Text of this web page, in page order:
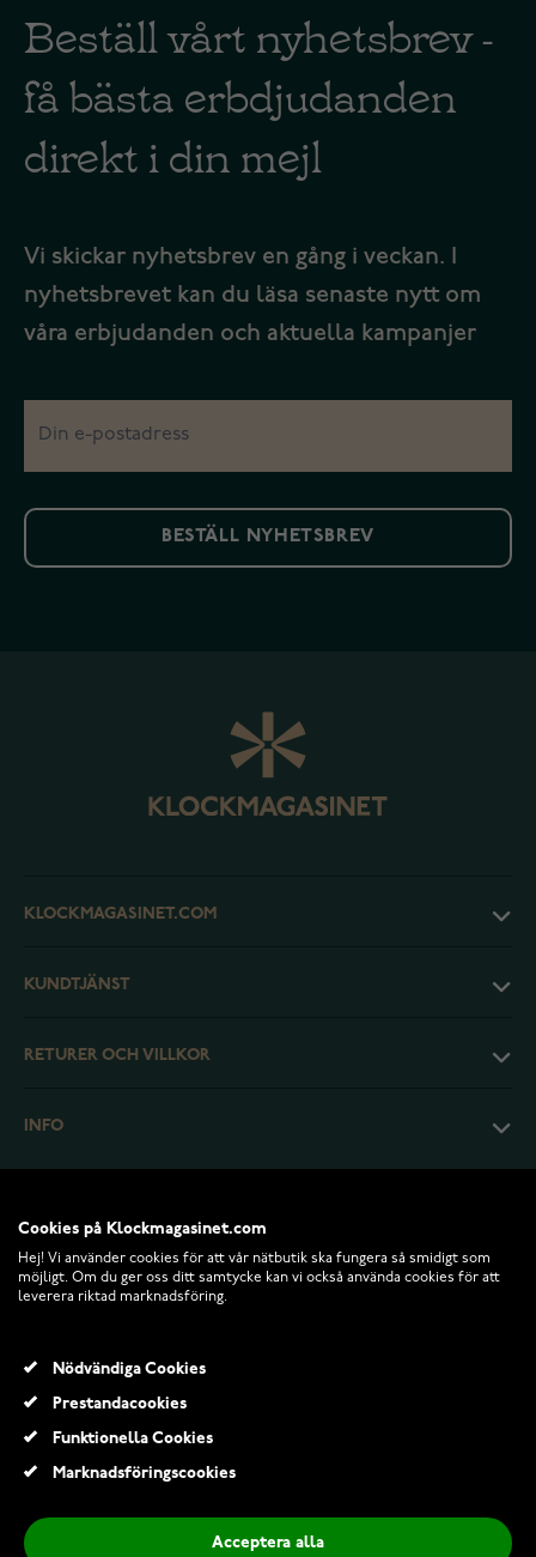
Beställ vårt nyhetsbrev -
få bästa erbdjudanden
direkt i din mejl
Vi skickar nyhetsbrev en gång i veckan. I
nyhetsbrevet kan du läsa senaste nytt om
våra erbjudanden och aktuella kampanjer
BESTÄLL NYHETSBREV
KLOCKMAGASINET.COM
KUNDTJÄNST
RETURER OCH VILLKOR
INFO
Lägg till i kundvagn
Cookies på Klockmagasinet.com
Hej! Vi använder cookies för att vår nätbutik ska fungera så smidigt som
möjligt. Om du ger oss ditt samtycke kan vi också använda cookies för att
leverera riktad marknadsföring.
Nödvändiga Cookies
Prestandacookies
Funktionella Cookies
Marknadsföringscookies
Acceptera alla